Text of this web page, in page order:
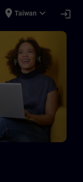
place Taiwan expand_more login
|